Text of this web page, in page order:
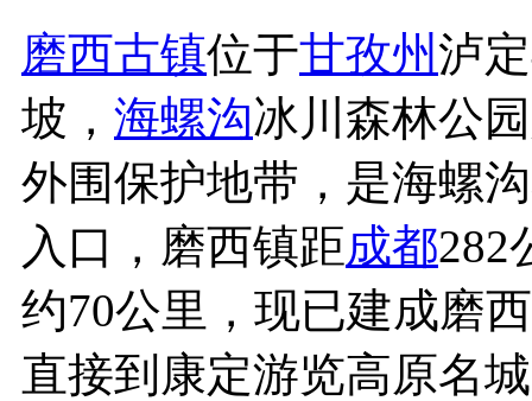
磨西古镇位于甘孜州泸
坡， 海螺沟冰川森林公
外围保护地带，是海螺
入口，磨西镇距成都282
约70公里，现已建成磨
直接到康定游览高原名